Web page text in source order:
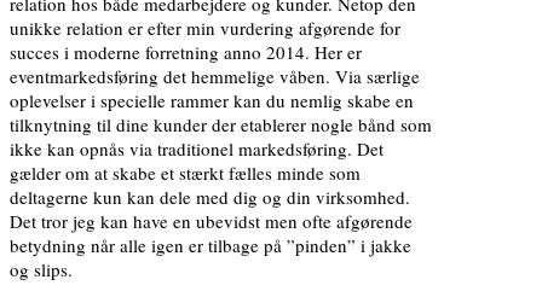
unikke relation er efter min vurdering afgørende for
succes i moderne forretning anno 2014. Her er
eventmarkedsføring det hemmelige våben. Via særlige
oplevelser i specielle rammer kan du nemlig skabe en
tilknytning til dine kunder der etablerer nogle bånd som
ikke kan opnås via traditionel markedsføring. Det
gælder om at skabe et stærkt fælles minde som
deltagerne kun kan dele med dig og din virksomhed.
Det tror jeg kan have en ubevidst men ofte afgørende
betydning når alle igen er tilbage på ”pinden” i jakke
og slips.